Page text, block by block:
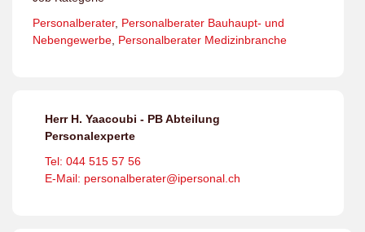
Personalberater, Personalberater Bauhaupt- und
Nebengewerbe Personalberater Medizinbranche
Herr H. Yaacoubi - PB Abteilung
Personalexperte
Tel: 044 515 57 56
E-Mail: personalberater@ipersonal.ch